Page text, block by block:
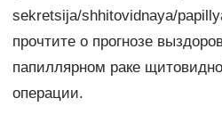
sekretsija/shhitovidnaya/
прочтите о прогнозе
папиллярном раке
операции.